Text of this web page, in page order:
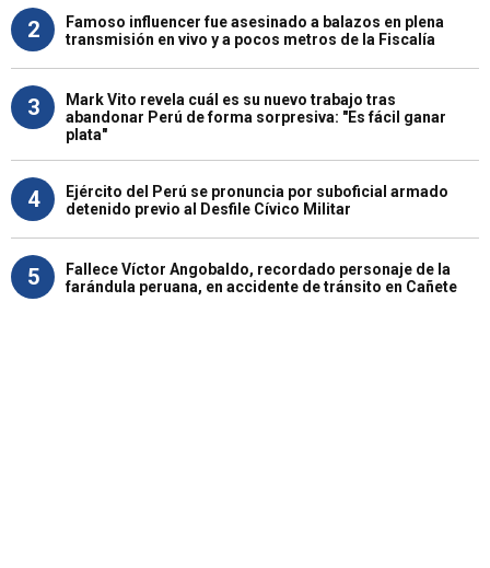
2
Famoso influencer fue asesinado a balazos en plena
transmisión en vivo y a pocos metros de la Fiscalía
3
Mark Vito revela cuál es su nuevo trabajo tras
abandonar Perú de forma sorpresiva: "Es fácil ganar
plata"
4
Ejército del Perú se pronuncia por suboficial armado
detenido previo al Desfile Cívico Militar
5
Fallece Víctor Angobaldo, recordado personaje de la
farándula peruana, en accidente de tránsito en Cañete